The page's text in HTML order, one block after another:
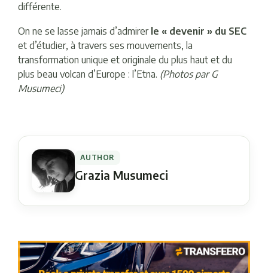
différente.
On ne se lasse jamais d’admirerle « devenir » du SEC
et d’étudier, à travers ses mouvements, la
transformation unique et originale du plus haut et du
plus beau volcan d’Europe : l’Etna. (Photos par G
Musumeci)
AUTHOR
Grazia Musumeci